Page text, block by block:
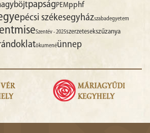
papságPEMpphf
pécsi székesegyházszabadegyetem
Szentév - 2025szerzetesekszűzanya
ökumenéünnep